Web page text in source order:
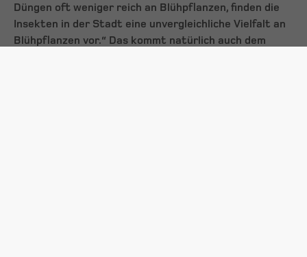
Düngen oft weniger reich an Blühpflanzen, finden die
Insekten in der Stadt eine unvergleichliche Vielfalt an
Blühpflanzen vor.“ Das kommt natürlich auch dem